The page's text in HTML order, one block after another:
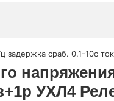
сраб. 0.1-10с
УХЛ4